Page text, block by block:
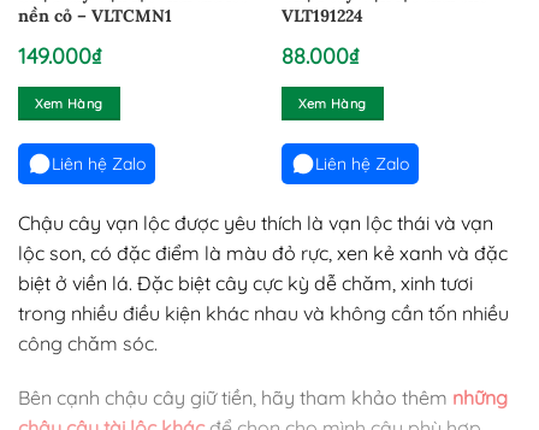
nền cỏ – VLTCMN1
149.000₫
Xem Hàng
Liên hệ Zalo
VLT191224
88.000₫
Xem Hàng
Liên hệ Zalo
Chậu cây vạn lộc được yêu thích là vạn lộc thái và vạn
lộc son, có đặc điểm là màu đỏ rực, xen kẻ xanh và đặc
biệt ở viền lá. Đặc biệt cây cực kỳ dễ chăm, xinh tươi
trong nhiều điều kiện khác nhau và không cần tốn nhiều
công chăm sóc.
Bên cạnh chậu cây giữ tiền, hãy tham khảo thêm những